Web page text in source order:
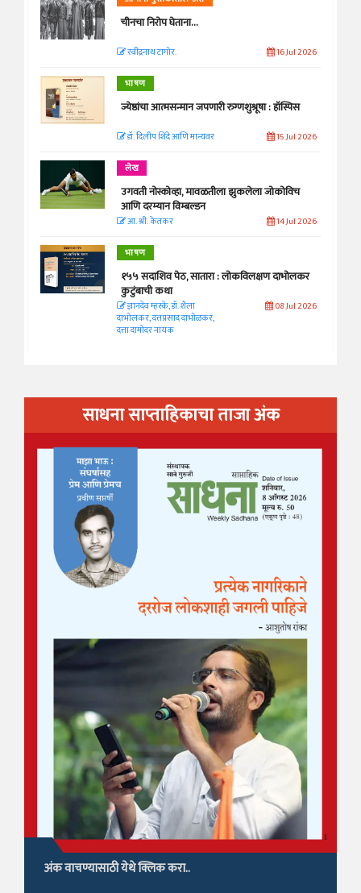
चीनचा निरोप घेताना...
रवींद्रनाथ टागोर. 16 Jul 2026
भाषण
ज्येष्ठांचा आत्मसन्मान जपणारी रुग्णशुश्रूषा : हॉस्पिस
डॉ. दिलीप शिंदे आणि मान्यवर 15 Jul 2026
लेख
उगवती नोस्कोव्हा, मावळतीला झुकलेला जोकोविच
आणि दरम्यान विम्बल्डन
आ. श्री. केतकर 14 Jul 2026
भाषण
१५५ सदाशिव पेठ, सातारा : लोकविलक्षण दाभोलकर
कुटुंबाची कथा
ज्ञानदेव म्हस्के, डॉ. शैला
दाभोलकर, दत्तप्रसाद दाभोळकर,
दत्ता दामोदर नायक
08 Jul 2026
साधना साप्ताहिकाचा ताजा अंक
अंक वाचण्यासाठी येथे क्लिक करा..